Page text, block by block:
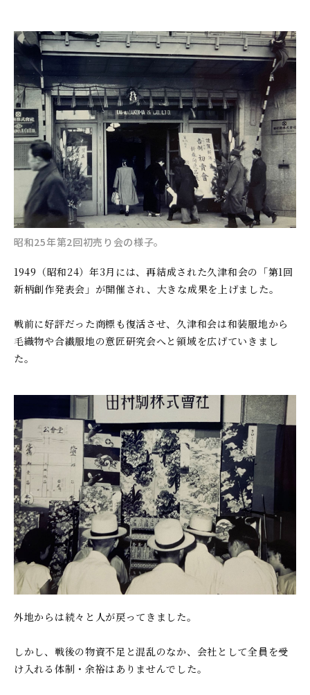
昭和25年第2回初売り会の様子。
1949（昭和24）年3月には、再結成された久津和会の「第1回
新柄創作発表会」が開催され、大きな成果を上げました。
戦前に好評だった商標も復活させ、久津和会は和装服地から
毛織物や合繊服地の意匠研究会へと領域を広げていきまし
た。
外地からは続々と人が戻ってきました。
しかし、戦後の物資不足と混乱のなか、会社として全員を受
け入れる体制・余裕はありませんでした。